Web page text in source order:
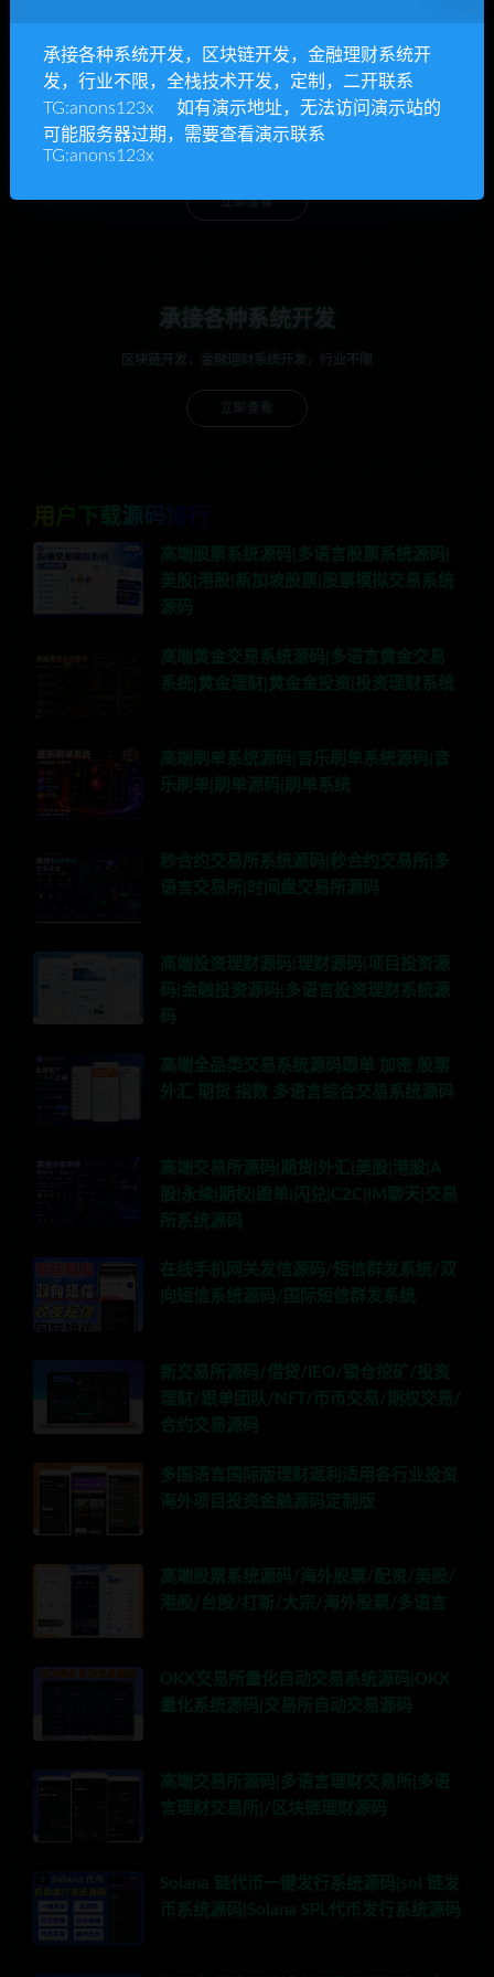
anons123x
开通VIP或充值联系Telegram客服
立即查看
承接各种系统开发
区块链开发，金融理财系统开发，行业不限
立即查看
用户下载源码排行
高端股票系统源码|多语言股票系统源码|
美股|港股|新加坡股票|股票模拟交易系统
源码
高端黄金交易系统源码|多语言黄金交易
系统|黄金理财|黄金金投资|投资理财系统
高端刷单系统源码|音乐刷单系统源码|音
乐刷单|刷单源码|刷单系统
秒合约交易所系统源码|秒合约交易所|多
语言交易所|时间盘交易所源码
高端投资理财源码|理财源码|项目投资源
码|金融投资源码|多语言投资理财系统源
码
高端全品类交易系统源码跟单 加密 股票
外汇 期货 指数 多语言综合交易系统源码
高端交易所源码|期货|外汇|美股|港股|A
股|永续|期权|跟单|闪兑|C2C|IM聊天|交易
所系统源码
在线手机网关发信源码/短信群发系统/双
向短信系统源码/国际短信群发系统
新交易所源码/借贷/IEO/锁仓挖矿/投资
理财/跟单团队/NFT/币币交易/期权交易/
合约交易源码
多国语言国际版理财返利适用各行业投资
海外项目投资金融源码定制版
高端股票系统源码/海外股票/配资/美股/
港股/台股/打新/大宗/海外股票/多语言
OKX交易所量化自动交易系统源码|OKX
量化系统源码|交易所自动交易源码
高端交易所源码|多语言理财交易所|多语
言理财交易所|/区块链理财源码
Solana 链代币一键发行系统源码|sol 链发
币系统源码|Solana SPL代币发行系统源码
承接各种系统开发，区块链开发，金融理财系统开
发，行业不限，全栈技术开发，定制，二开联系
TG:anons123x 如有演示地址，无法访问演示站的
可能服务器过期，需要查看演示联系
TG:anons123x